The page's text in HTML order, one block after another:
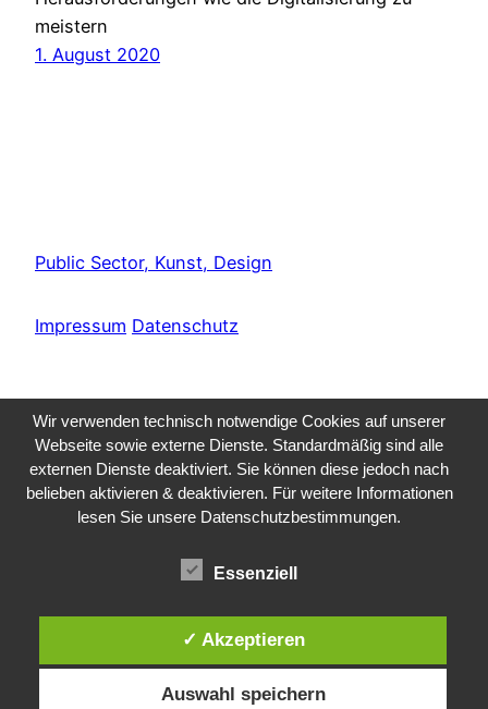
meistern
1. August 2020
Public Sector, Kunst, Design
Impressum Datenschutz
Wir verwenden technisch notwendige Cookies auf unserer
Webseite sowie externe Dienste. Standardmäßig sind alle
externen Dienste deaktiviert. Sie können diese jedoch nach
belieben aktivieren & deaktivieren. Für weitere Informationen
lesen Sie unsere Datenschutzbestimmungen.
Essenziell
✓ Akzeptieren
Auswahl speichern